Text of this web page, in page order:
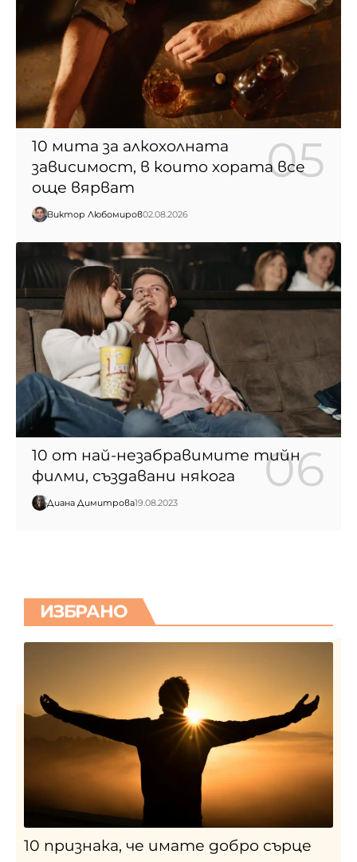
10 мита за алкохолната
зависимост, в които хората все
още вярват
Виктор Любомиров02.08.2026
10 от най-незабравимите тийн
филми, създавани някога
Диана Димитрова19.08.2023
ИЗБРАНО
10 признака, че имате добро сърце